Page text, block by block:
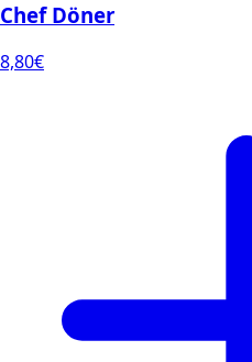
Chef Döner
8,80€